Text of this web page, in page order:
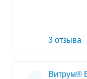
3 отзыва
Витрум®